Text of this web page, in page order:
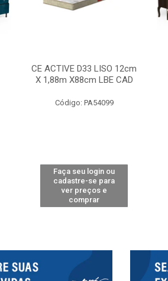
CE ACTIVE D33 LISO 12cm
X 1,88m X88cm LBE CAD
Código: PA54099
Faça seu login ou
cadastre-se para
ver preços e
comprar